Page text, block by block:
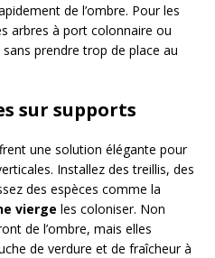
de l’ombre. Pour les
arbres à port colonnaire ou
prendre trop de place au
sur supports
une solution élégante pour
Installez des treillis, des
des espèces comme la
vierge les coloniser. Non
de l’ombre, mais elles
de verdure et de fraîcheur à